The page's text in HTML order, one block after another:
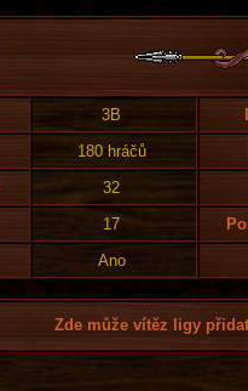
3B
180 hráčů
32
17
Ano
Zde může vítěz ligy